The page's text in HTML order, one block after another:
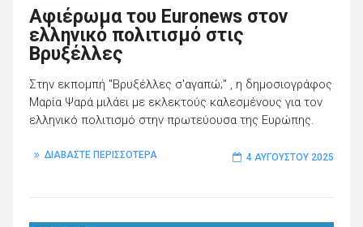
Αφιέρωμα του Euronews στον
ελληνικό πολιτισμό στις
Βρυξέλλες
Στην εκπομπή "Βρυξέλλες σ'αγαπώ;" , η δημοσιογράφος
Μαρία Ψαρά μιλάει με εκλεκτούς καλεσμένους για τον
ελληνικό πολιτισμό στην πρωτεύουσα της Ευρώπης.
ΔΙΑΒΑΣΤΕ ΠΕΡΙΣΣΟΤΕΡΑ 4 ΑΥΓΟΎΣΤΟΥ 2025